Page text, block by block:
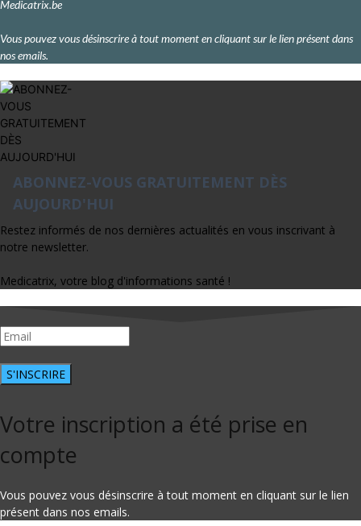
Medicatrix.be
Vous pouvez vous désinscrire à tout moment en cliquant sur le lien présent dans
nos emails.
ABONNEZ-VOUS GRATUITEMENT DÈS
AUJOURD'HUI
Restez informés de nos dernières actualités en vous inscrivant à
notre newsletter.
Medicatrix, votre blog d'informations santé !
S'INSCRIRE
Votre inscription a été prise en
compte
Vous pouvez vous désinscrire à tout moment en cliquant sur le lien
présent dans nos emails.